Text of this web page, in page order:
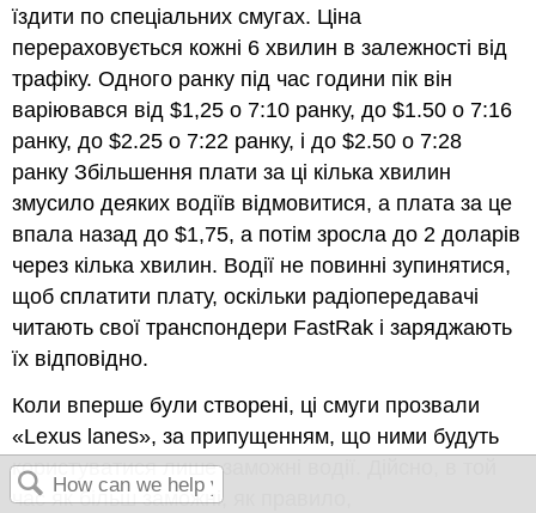
їздити по спеціальних смугах. Ціна
перераховується кожні 6 хвилин в залежності від
трафіку. Одного ранку під час години пік він
варіювався від $1,25 о 7:10 ранку, до $1.50 о 7:16
ранку, до $2.25 о 7:22 ранку, і до $2.50 о 7:28
ранку Збільшення плати за ці кілька хвилин
змусило деяких водіїв відмовитися, а плата за це
впала назад до $1,75, а потім зросла до 2 доларів
через кілька хвилин. Водії не повинні зупинятися,
щоб сплатити плату, оскільки радіопередавачі
читають свої транспондери FastRak і заряджають
їх відповідно.
Коли вперше були створені, ці смуги прозвали
«Lexus lanes», за припущенням, що ними будуть
користуватися лише заможні водії. Дійсно, в той
час як більш заможні, як правило,